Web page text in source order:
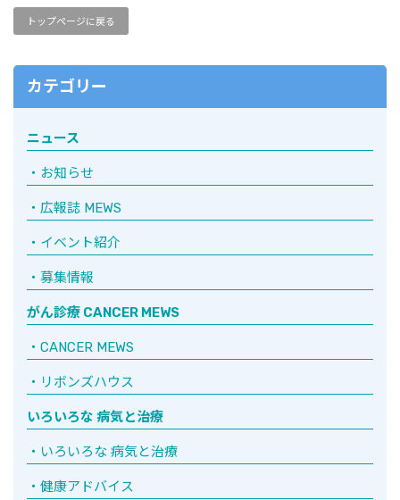
トップページに戻る
カテゴリー
ニュース
お知らせ
広報誌 MEWS
イベント紹介
募集情報
がん診療 CANCER MEWS
CANCER MEWS
リボンズハウス
いろいろな 病気と治療
いろいろな 病気と治療
健康アドバイス